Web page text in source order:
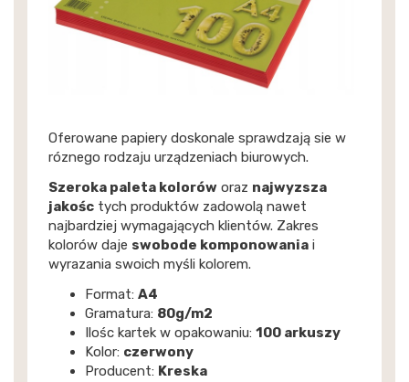
Oferowane papiery doskonale sprawdzają sie w
róznego rodzaju urządzeniach biurowych.
Szeroka paleta kolorów oraz najwyzsza
jakośctych produktów zadowolą nawet
najbardziej wymagających klientów. Zakres
kolorów daje swobode komponowaniai
wyrazania swoich myśli kolorem.
Format: A4
Gramatura: 80g/m2
Ilośc kartek w opakowaniu: 100 arkuszy
Kolor: czerwony
Producent: Kreska